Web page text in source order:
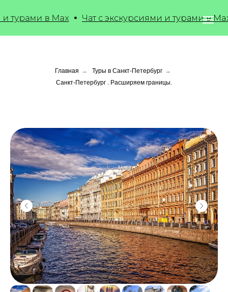
в Max Чат с экскурсиями и турами в Max
Главная → Туры в Санкт-Петербург →
Санкт-Петербург . Расширяем границы.